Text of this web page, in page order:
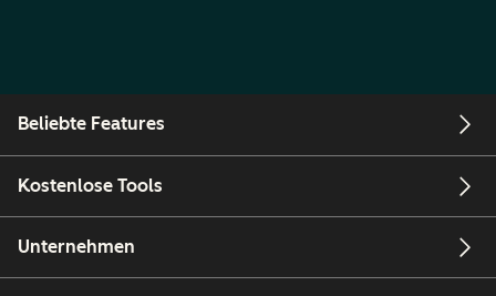
Beliebte Features
Kostenlose Tools
Unternehmen